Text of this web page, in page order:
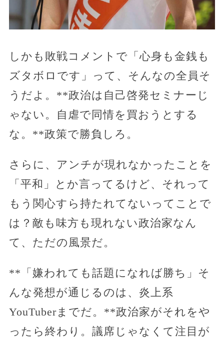
しかも敗戦コメントで「心身も金銭も
ズタボロです」って、そんなの全員そ
うだよ。**政治は自己啓発セミナーじ
ゃない。自虐で同情を買おうとする
な。**政策で勝負しろ。
さらに、アンチが現れなかったことを
「平和」とか言ってるけど、それって
もう関心すら持たれてないってことで
は？敵も味方も現れない政治家なん
て、ただの風景だ。
**「嫌われても話題になれば勝ち」そ
んな発想が通じるのは、炎上系
YouTuberまでだ。**政治家がそれをや
ったら終わり。議席じゃなくて注目が